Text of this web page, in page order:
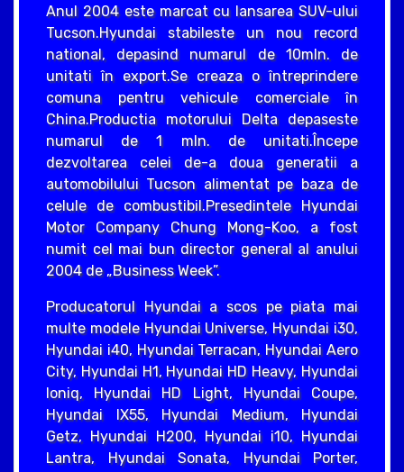
Anul 2004 este marcat cu lansarea SUV-ului
Tucson.Hyundai stabileste un nou record
national, depasind numarul de 10mln. de
unitati în export.Se creaza o întreprindere
comuna pentru vehicule comerciale în
China.Productia motorului Delta depaseste
numarul de 1 mln. de unitati.Începe
dezvoltarea celei de-a doua generatii a
automobilului Tucson alimentat pe baza de
celule de combustibil.Presedintele Hyundai
Motor Company Chung Mong-Koo, a fost
numit cel mai bun director general al anului
2004 de „Business Week”.
Producatorul Hyundai a scos pe piata mai
multe modele Hyundai Universe, Hyundai i30,
Hyundai i40, Hyundai Terracan, Hyundai Aero
City, Hyundai H1, Hyundai HD Heavy, Hyundai
Ioniq, Hyundai HD Light, Hyundai Coupe,
Hyundai IX55, Hyundai Medium, Hyundai
Getz, Hyundai H200, Hyundai i10, Hyundai
Lantra, Hyundai Sonata, Hyundai Porter,